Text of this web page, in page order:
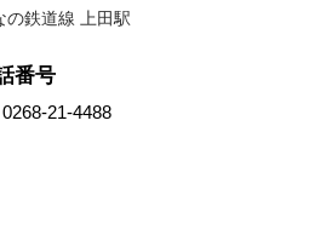
の鉄道線 上田駅
番号
0268-21-4488